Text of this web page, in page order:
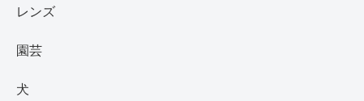
レンズ
園芸
犬